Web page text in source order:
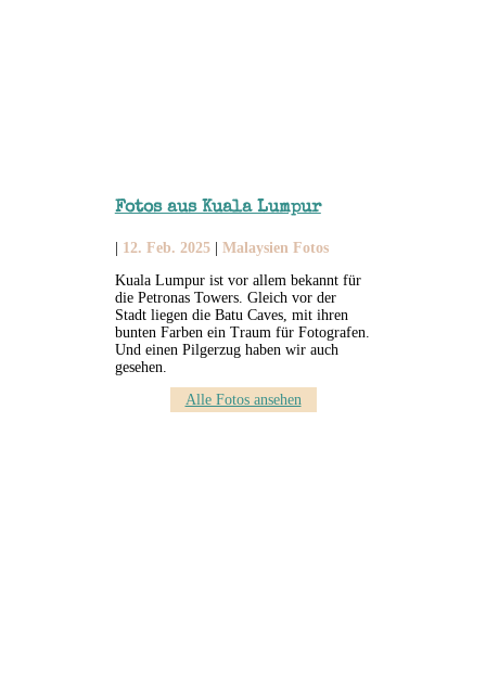
Fotos aus Kuala Lumpur
12. Feb. 2025
Malaysien Fotos
Kuala Lumpur ist vor allem bekannt für
die Petronas Towers. Gleich vor der
Stadt liegen die Batu Caves, mit ihren
bunten Farben ein Traum für Fotografen.
Und einen Pilgerzug haben wir auch
gesehen.
Alle Fotos ansehen